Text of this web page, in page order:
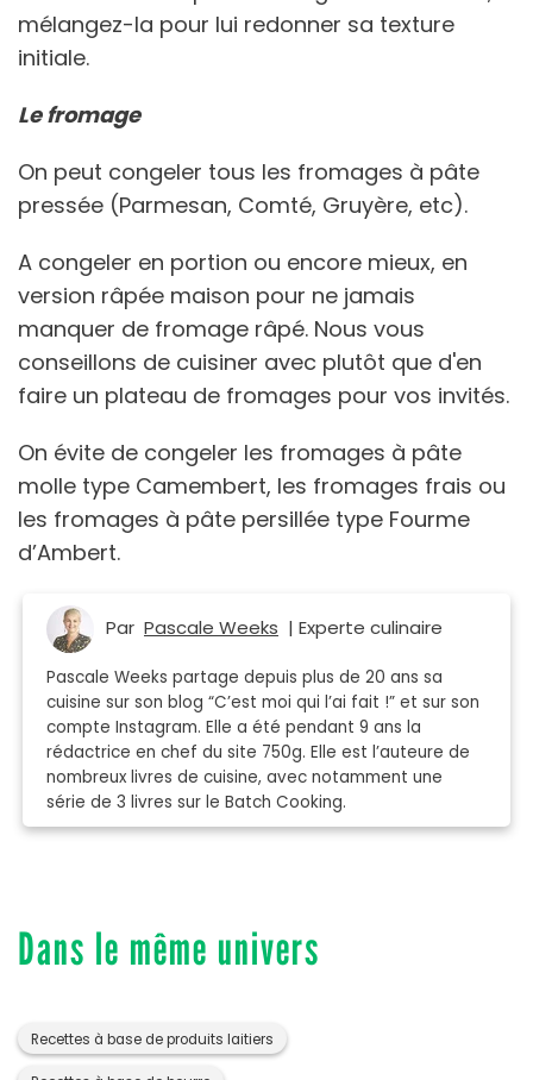
mélangez-la pour lui redonner sa texture
initiale.
Le fromage
On peut congeler tous les fromages à pâte
pressée (Parmesan, Comté, Gruyère, etc).
A congeler en portion ou encore mieux, en
version râpée maison pour ne jamais
manquer de fromage râpé. Nous vous
conseillons de cuisiner avec plutôt que d'en
faire un plateau de fromages pour vos invités.
On évite de congeler les fromages à pâte
molle type Camembert, les fromages frais ou
les fromages à pâte persillée type Fourme
d’Ambert.
Par Pascale Weeks | Experte culinaire
Pascale Weeks partage depuis plus de 20 ans sa
cuisine sur son blog “C’est moi qui l’ai fait !” et sur son
compte Instagram. Elle a été pendant 9 ans la
rédactrice en chef du site 750g. Elle est l’auteure de
nombreux livres de cuisine, avec notamment une
série de 3 livres sur le Batch Cooking.
Dans le même univers
Recettes à base de produits laitiers